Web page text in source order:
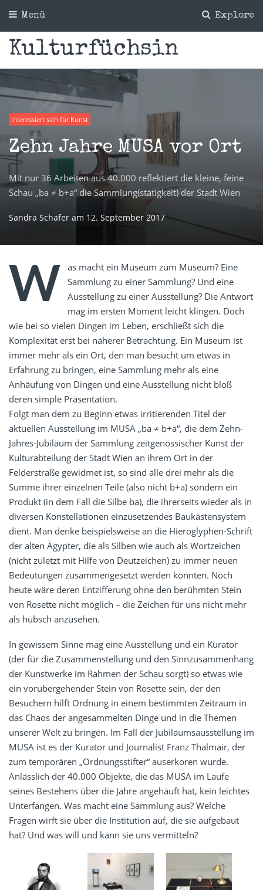
Explore
Menü
Kulturfüchsin
interessiert sich für Kunst
Zehn Jahre MUSA vor Ort
Mit nur 36 Arbeiten aus 40.000 reflektiert die kleine, feine
Schau „ba ≠ b+a“ die Sammlung(stätigkeit) der Stadt Wien
Sandra Schäfer am 12. September 2017
W as macht ein Museum zum Museum? Eine
Sammlung zu einer Sammlung? Und eine
Ausstellung zu einer Ausstellung? Die Antwort
mag im ersten Moment leicht klingen. Doch
wie bei so vielen Dingen im Leben, erschließt sich die
Komplexität erst bei näherer Betrachtung. Ein Museum ist
immer mehr als ein Ort, den man besucht um etwas in
Erfahrung zu bringen, eine Sammlung mehr als eine
Anhäufung von Dingen und eine Ausstellung nicht bloß
deren simple Präsentation.
Folgt man dem zu Beginn etwas irritierenden Titel der
aktuellen Ausstellung im MUSA „ba ≠ b+a“, die dem Zehn-
Jahres-Jubiläum der Sammlung zeitgenössischer Kunst der
Kulturabteilung der Stadt Wien an ihrem Ort in der
Felderstraße gewidmet ist, so sind alle drei mehr als die
Summe ihrer einzelnen Teile (also nicht b+a) sondern ein
Produkt (in dem Fall die Silbe ba), die ihrerseits wieder als in
diversen Konstellationen einzusetzendes Baukastensystem
dient. Man denke beispielsweise an die Hieroglyphen-Schrift
der alten Ägypter, die als Silben wie auch als Wortzeichen
(nicht zuletzt mit Hilfe von Deutzeichen) zu immer neuen
Bedeutungen zusammengesetzt werden konnten. Noch
heute wäre deren Entzifferung ohne den berühmten Stein
von Rosette nicht möglich – die Zeichen für uns nicht mehr
als hübsch anzusehen.
In gewissem Sinne mag eine Ausstellung und ein Kurator
(der für die Zusammenstellung und den Sinnzusammenhang
der Kunstwerke im Rahmen der Schau sorgt) so etwas wie
ein vorübergehender Stein von Rosette sein, der den
Besuchern hilft Ordnung in einem bestimmten Zeitraum in
das Chaos der angesammelten Dinge und in die Themen
unserer Welt zu bringen. Im Fall der Jubiläumsausstellung im
MUSA ist es der Kurator und Journalist Franz Thalmair, der
zum temporären „Ordnungsstifter“ auserkoren wurde.
Anlässlich der 40.000 Objekte, die das MUSA im Laufe
seines Bestehens über die Jahre angehäuft hat, kein leichtes
Unterfangen. Was macht eine Sammlung aus? Welche
Fragen wirft sie über die Institution auf, die sie aufgebaut
hat? Und was will und kann sie uns vermitteln?